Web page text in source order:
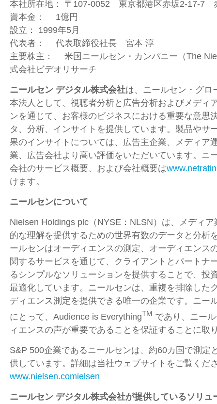
本社所在地： 〒107-0052 東京都港区赤坂2-17-7
資本金： 1億円
設立： 1999年5月
代表者： 代表取締役社長 宮本 淳
主要株主： 米国ニールセン・カンパニー（The
式会社ビデオリサーチ
ニールセン デジタル株式会社は、ニールセン・グロ
本法人として、視聴者分析と広告分析およびメディ
ンを通じて、お客様のビジネスにおける重要な意思
タ、分析、インサイトを提供しています。製品やサ
果のインサイトについては、広告主企業、メディア
業、広告会社より高い評価をいただいています。ニ
会社のサービス概要、および会社概要は
けます。
ニールセンについて
Nielsen Holdings plc（NYSE ： NLSN）は、メディ
的な理解を提供するための世界有数のデータと分析
ールセンはオーディエンスの測定、オーディエンス
関するサービスを通じて、クライアントとパートナ
るシンプルなソリューションを提供することで、投
最適化しています。ニールセンは、重複を排除した
ディエンス測定を提供できる唯一の企業です。ニー
にとって、Audience is EverythingTM であり、ニー
ィエンスの声が重要であることを保証することに取
S&P 500企業であるニールセンは、約60カ国で測定
供しています。詳細は当社ウェブサイトをご覧くだ
www.nielsen.comielsen
ニールセン デジタル株式会社が提供しているソリュ